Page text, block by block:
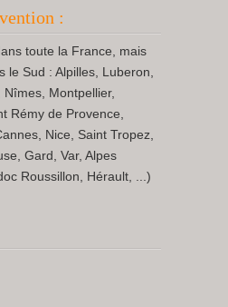
:
toute la France, mais
le Sud : Alpilles, Luberon,
Montpellier,
Rémy de Provence,
Nice, Saint Tropez,
Gard, Var, Alpes
Roussillon, Hérault, ...)